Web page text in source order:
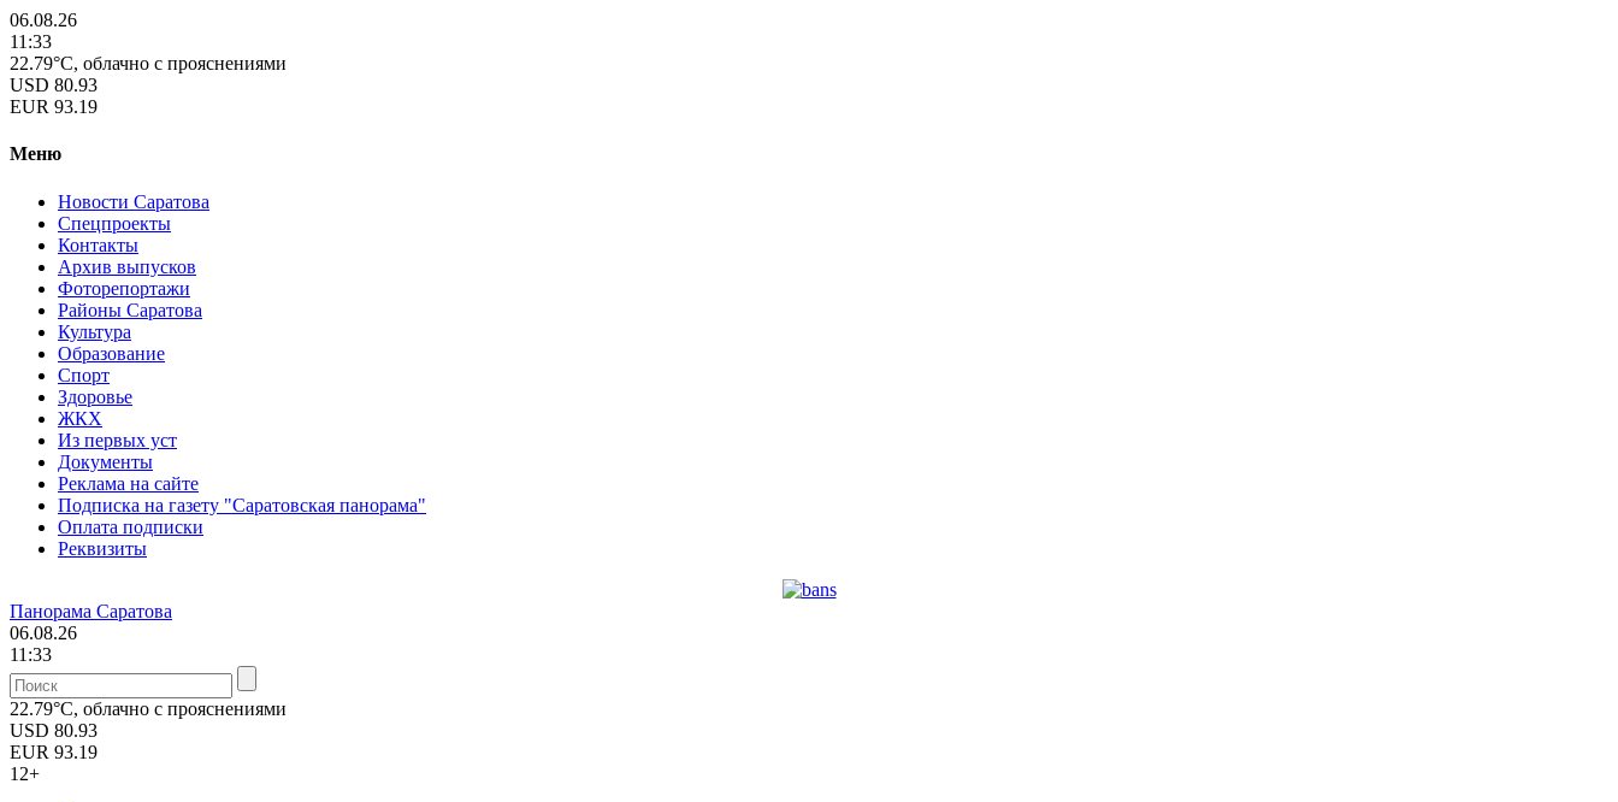
06.08.26
11:33
22.79°C, облачно с прояснениями
USD 80.93
EUR 93.19
Меню
Новости Саратова
Спецпроекты
Контакты
Архив выпусков
Фоторепортажи
Районы Саратова
Культура
Образование
Спорт
Здоровье
ЖКХ
Из пеpвых уст
Документы
Реклама на сайте
Подписка на газету "Саратовская панорама"
Оплата подписки
Реквизиты
Панорама Саратова
06.08.26
11:33
22.79°C, облачно с прояснениями
USD 80.93
EUR 93.19
12+